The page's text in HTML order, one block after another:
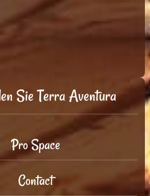
Sie Terra Aventura
Pro Space
Contact